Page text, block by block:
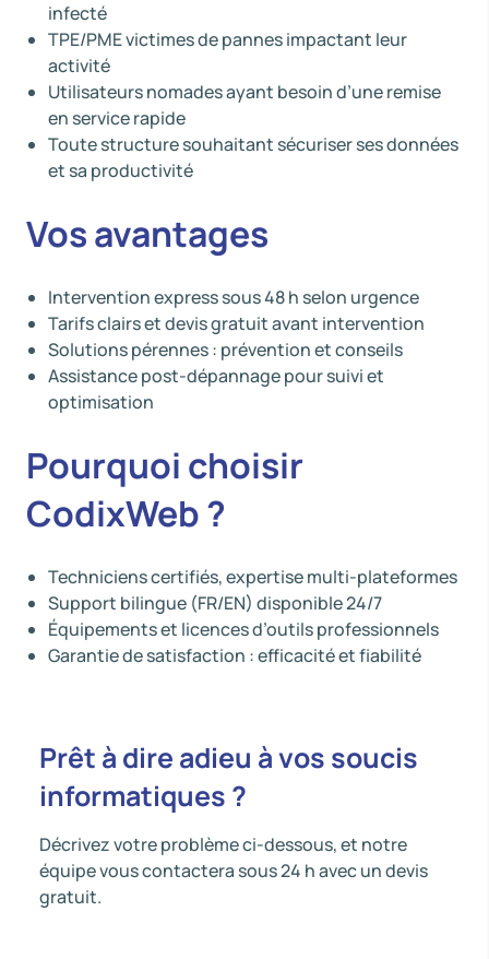
infecté
TPE/PME victimes de pannes impactant leur
activité
Utilisateurs nomades ayant besoin d’une remise
en service rapide
Toute structure souhaitant sécuriser ses données
et sa productivité
Vos avantages
Intervention express sous 48 h selon urgence
Tarifs clairs et devis gratuit avant intervention
Solutions pérennes : prévention et conseils
Assistance post-dépannage pour suivi et
optimisation
Pourquoi choisir
CodixWeb ?
Techniciens certifiés, expertise multi-plateformes
Support bilingue (FR/EN) disponible 24/7
Équipements et licences d’outils professionnels
Garantie de satisfaction : efficacité et fiabilité
Prêt à dire adieu à vos soucis
informatiques ?
Décrivez votre problème ci-dessous, et notre
équipe vous contactera sous 24 h avec un devis
gratuit.